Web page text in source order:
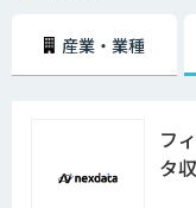
産業・業種
フ
タ